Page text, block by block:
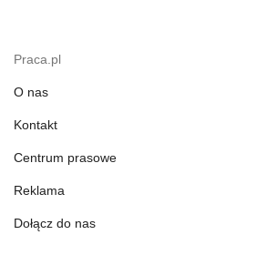
Praca.pl
O nas
Kontakt
Centrum prasowe
Reklama
Dołącz do nas